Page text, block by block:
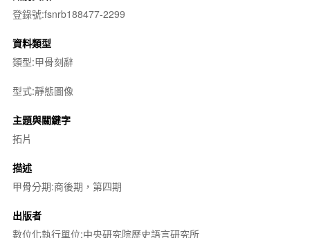
登錄號:fsnrb188477-2299
資料類型
類型:甲骨刻辭
型式:靜態圖像
主題與關鍵字
拓片
描述
甲骨分期:商後期，第四期
出版者
數位化執行單位:中央研究院歷史語言研究所